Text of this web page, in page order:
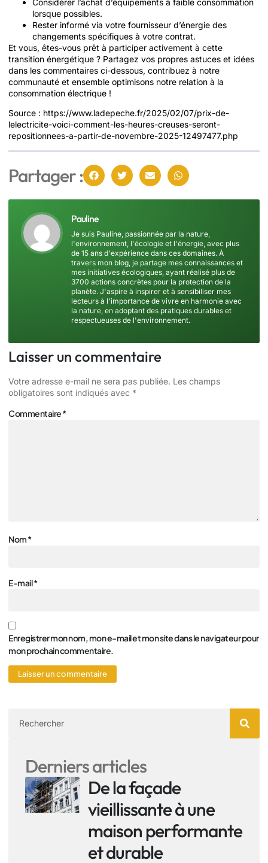
lorsque possibles.
Rester informé via votre fournisseur d’énergie des
changements spécifiques à votre contrat.
Et vous, êtes-vous prêt à participer activement à cette
transition énergétique ? Partagez vos propres astuces et idées
dans les commentaires ci-dessous, contribuez à notre
communauté et ensemble optimisons notre relation à la
consommation électrique !
Source : https://www.ladepeche.fr/2025/02/07/prix-de-
lelectricite-voici-comment-les-heures-creuses-seront-
repositionnees-a-partir-de-novembre-2025-12497477.php
Partager :
Pauline
Je suis Pauline, passionnée par la nature,
l'environnement, l'écologie et l'énergie, avec plus
de 15 ans d'expérience dans ces domaines. À
travers mon blog, je partage mes connaissances et
mes initiatives écologiques, ayant réalisé plus de
3700 actions concrètes pour la protection de la
planète. J'aspire à inspirer et à sensibiliser mes
lecteurs à l'importance de vivre en harmonie avec
la nature, en adoptant des pratiques durables et
respectueuses de l'environnement.
Laisser un commentaire
Votre adresse e-mail ne sera pas publiée. Les champs
obligatoires sont indiqués avec *
Commentaire*
Nom*
E-mail*
Enregistrer mon nom, mon e-mail et mon site dans le navigateur pour
mon prochain commentaire.
Derniers articles
De la façade
vieillissante à une
maison performante
et durable